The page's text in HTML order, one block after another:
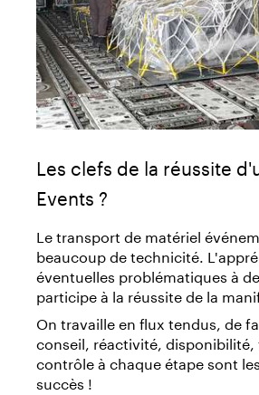
Les clefs de la réussite
Events ?
Le transport de matériel
beaucoup de technicité.
éventuelles problématiques à
participe à la réussite de la
On travaille en flux tendus, de
conseil, réactivité,
contrôle à chaque étape sont
succès !